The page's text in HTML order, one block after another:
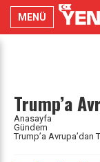
MENÜ
Trump’a
Anasayfa
Gündem
Trump’a Avrupa’dan